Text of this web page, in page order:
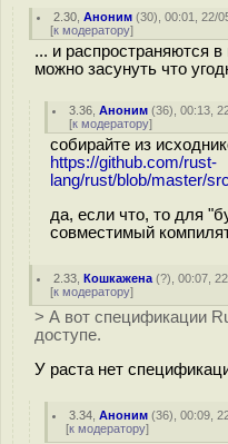
2.30 ,Аноним (30), 00:01, 22/
[к модератору]
... и распространяются
можно засунуть что
3.36 ,Аноним (36), 00:13,
[к модератору]
собирайте из
https://github.com/rust-
lang/rust/blob/master/
да, если что, то для
совместимый
2.33 ,Кошкажена (?), 00:07,
[к модератору]
> А вот спецификации
доступе.
У раста нет
3.34 ,Аноним (36), 00:09,
[к модератору]